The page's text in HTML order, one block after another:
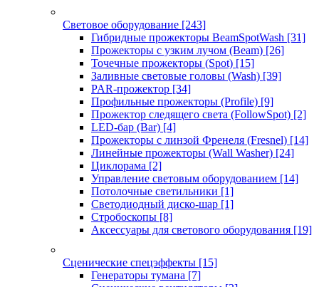
Световое оборудование [243]
Гибридные прожекторы BeamSpotWash [31]
Прожекторы с узким лучом (Beam) [26]
Точечные прожекторы (Spot) [15]
Заливные световые головы (Wash) [39]
PAR-прожектор [34]
Профильные прожекторы (Profile) [9]
Прожектор следящего света (FollowSpot) [2]
LED-бар (Bar) [4]
Прожекторы с линзой Френеля (Fresnel) [14]
Линейные прожекторы (Wall Washer) [24]
Циклорама [2]
Управление световым оборудованием [14]
Потолочные светильники [1]
Светодиодный диско-шар [1]
Стробоскопы [8]
Аксессуары для светового оборудования [19]
Сценические спецэффекты [15]
Генераторы тумана [7]